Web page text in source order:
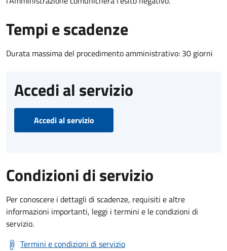
Tempi e scadenze
Durata massima del procedimento amministrativo: 30 giorni
Accedi al servizio
Accedi al servizio
Condizioni di servizio
Per conoscere i dettagli di scadenze, requisiti e altre
informazioni importanti, leggi i termini e le condizioni di
servizio.
Termini e condizioni di servizio